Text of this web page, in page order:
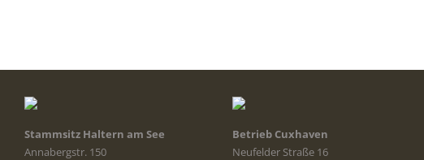
Stammsitz Haltern am See
Annabergstr. 150
Betrieb Cuxhaven
Neufelder Straße 16